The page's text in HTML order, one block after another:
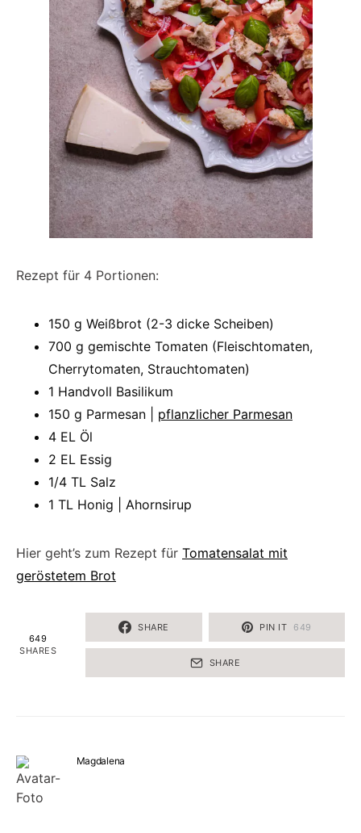
Rezept für 4 Portionen:
150 g Weißbrot (2-3 dicke Scheiben)
700 g gemischte Tomaten (Fleischtomaten,
Cherrytomaten, Strauchtomaten)
1 Handvoll Basilikum
150 g Parmesan | pflanzlicher Parmesan
4 EL Öl
2 EL Essig
1/4 TL Salz
1 TL Honig | Ahornsirup
Hier geht’s zum Rezept für Tomatensalat mit
geröstetem Brot
649
SHARES
SHARE PIN IT 649
SHARE
Magdalena